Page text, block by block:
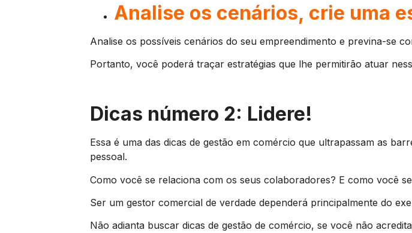
Analise os cenários, crie uma
Analise os possíveis cenários do seu empreendimento e previna-se
Portanto, você poderá traçar estratégias que lhe permitirão atuar
Dicas número 2: Lidere!
Essa é uma das dicas de gestão em comércio que ultrapassam as
pessoal.
Como você se relaciona com os seus colaboradores? E como você
Ser um gestor comercial de verdade dependerá principalmente do
Não adianta buscar dicas de gestão de comércio, se você não